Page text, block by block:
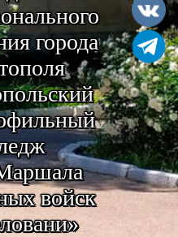
города
войск